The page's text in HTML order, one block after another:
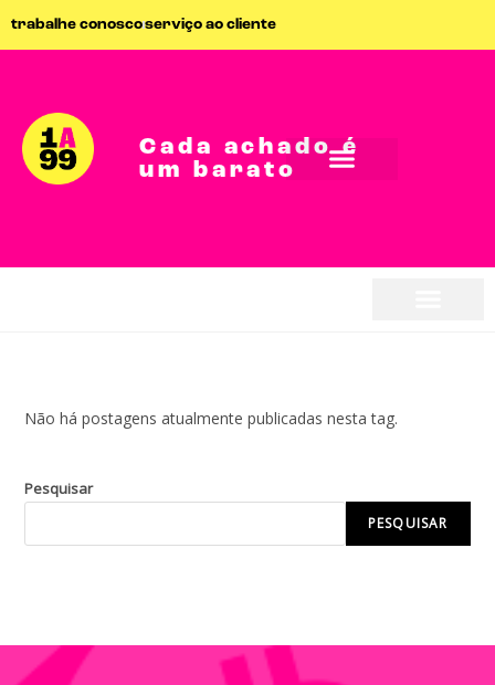
trabalhe conoscoserviço ao cliente
Cada achado é
um barato
Não há postagens atualmente publicadas nesta tag.
Pesquisar
PESQUISAR